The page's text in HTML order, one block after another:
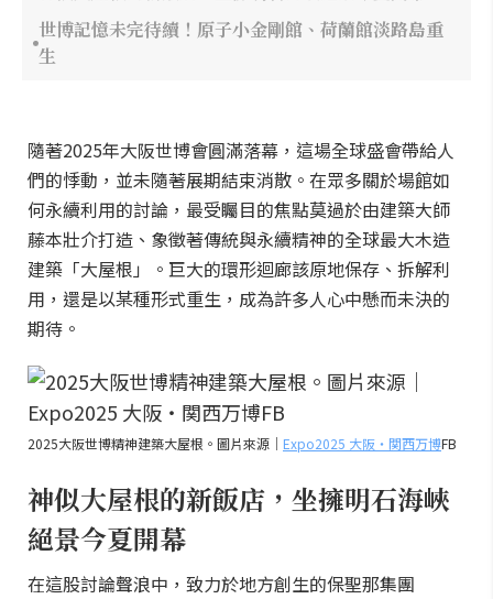
世博記憶未完待續！原子小金剛館、荷蘭館淡路島重
生
隨著2025年大阪世博會圓滿落幕，這場全球盛會帶給人
們的悸動，並未隨著展期結束消散。在眾多關於場館如
何永續利用的討論，最受矚目的焦點莫過於由建築大師
藤本壯介打造、象徵著傳統與永續精神的全球最大木造
建築「大屋根」。巨大的環形迴廊該原地保存、拆解利
用，還是以某種形式重生，成為許多人心中懸而未決的
期待。
2025大阪世博精神建築大屋根。圖片來源｜ Expo2025 大阪・関西万博FB
神似大屋根的新飯店，坐擁明石海峽
絕景今夏開幕
在這股討論聲浪中，致力於地方創生的保聖那集團